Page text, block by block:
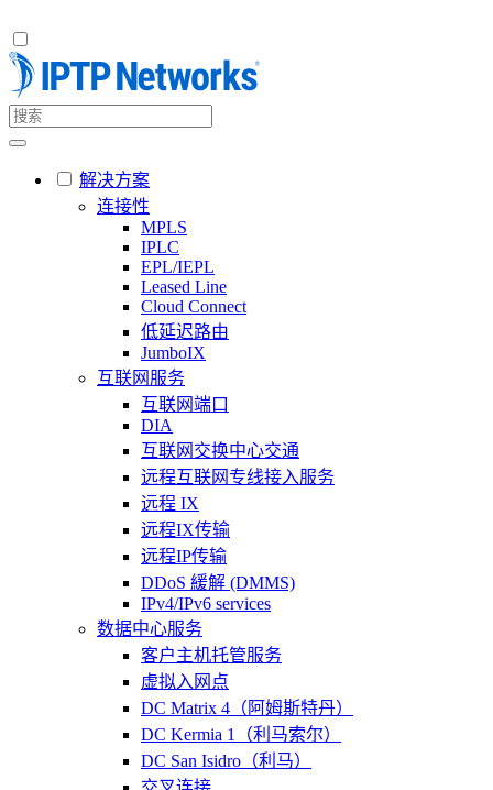
解决方案
连接性
MPLS
IPLC
EPL/IEPL
Leased Line
Cloud Connect
低延迟路由
JumboIX
互联网服务
互联网端口
DIA
互联网交换中心交通
远程互联网专线接入服务
远程 IX
远程IX传输
远程IP传输
DDoS 緩解 (DMMS)
IPv4/IPv6 services
数据中心服务
客户主机托管服务
虚拟入网点
DC Matrix 4（阿姆斯特丹）
DC Kermia 1（利马索尔）
DC San Isidro（利马）